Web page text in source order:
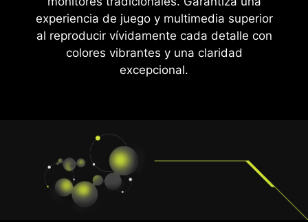
experiencia de juego y multimedia superior
al reproducir vívidamente cada detalle con
colores vibrantes y una claridad
excepcional.